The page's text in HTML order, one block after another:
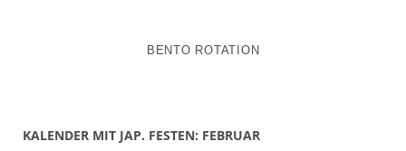
BENTO ROTATION
KALENDER MIT JAP. FESTEN: FEBRUAR